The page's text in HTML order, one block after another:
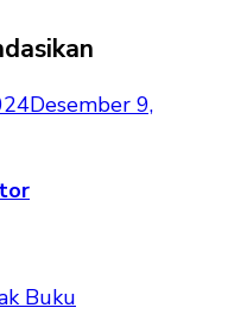
Desember 9,
Buku